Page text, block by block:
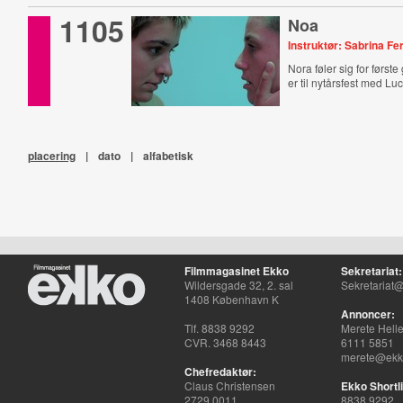
1105 Noa
Instruktør: Sabrina
Nora føler sig for
er til nytårsfest med
placering | dato | alfabetisk
Filmmagasinet Ekko
Wildersgade 32, 2. sal
1408 København K
Tlf. 8838 9292
CVR. 3468 8443
Chefredaktør:
Claus Christensen
2729 0011
Sekretariat:
Annoncer:
Merete
6111 5851
Ekko
8838 9292